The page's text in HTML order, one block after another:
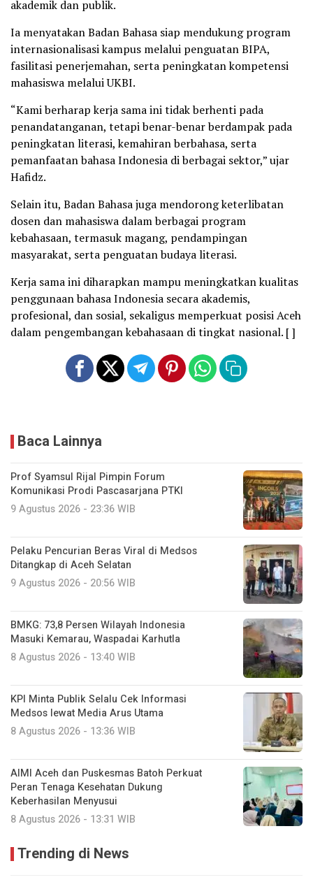
akademik dan publik.
Ia menyatakan Badan Bahasa siap mendukung program
internasionalisasi kampus melalui penguatan BIPA,
fasilitasi penerjemahan, serta peningkatan kompetensi
mahasiswa melalui UKBI.
“Kami berharap kerja sama ini tidak berhenti pada
penandatanganan, tetapi benar-benar berdampak pada
peningkatan literasi, kemahiran berbahasa, serta
pemanfaatan bahasa Indonesia di berbagai sektor,” ujar
Hafidz.
Selain itu, Badan Bahasa juga mendorong keterlibatan
dosen dan mahasiswa dalam berbagai program
kebahasaan, termasuk magang, pendampingan
masyarakat, serta penguatan budaya literasi.
Kerja sama ini diharapkan mampu meningkatkan kualitas
penggunaan bahasa Indonesia secara akademis,
profesional, dan sosial, sekaligus memperkuat posisi Aceh
dalam pengembangan kebahasaan di tingkat nasional. [ ]
Baca Lainnya
Prof Syamsul Rijal Pimpin Forum
Komunikasi Prodi Pascasarjana PTKI
9 Agustus 2026 - 23:36 WIB
Pelaku Pencurian Beras Viral di Medsos
Ditangkap di Aceh Selatan
9 Agustus 2026 - 20:56 WIB
BMKG: 73,8 Persen Wilayah Indonesia
Masuki Kemarau, Waspadai Karhutla
8 Agustus 2026 - 13:40 WIB
KPI Minta Publik Selalu Cek Informasi
Medsos lewat Media Arus Utama
8 Agustus 2026 - 13:36 WIB
AIMI Aceh dan Puskesmas Batoh Perkuat
Peran Tenaga Kesehatan Dukung
Keberhasilan Menyusui
8 Agustus 2026 - 13:31 WIB
Trending di News